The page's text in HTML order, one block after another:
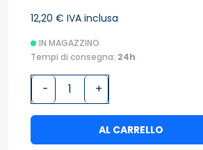
12,20 € IVA inclusa
IN MAGAZZINO
Tempi di consegna: 24h
- +
AL CARRELLO